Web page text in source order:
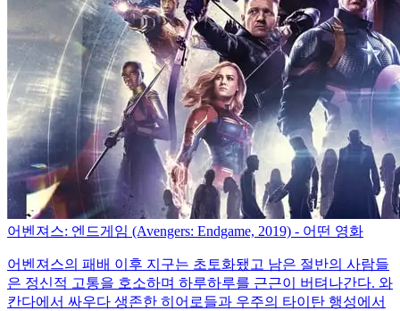
트
당
첨!!
어벤져스: 엔드게임 (Avengers: Endgame, 2019) - 어떤 영화
어벤져스의 패배 이후 지구는 초토화됐고 남은 절반의 사람들
은 정신적 고통을 호소하며 하루하루를 근근이 버텨나간다. 와
칸다에서 싸우다 생존한 히어로들과 우주의 타이탄 행성에서